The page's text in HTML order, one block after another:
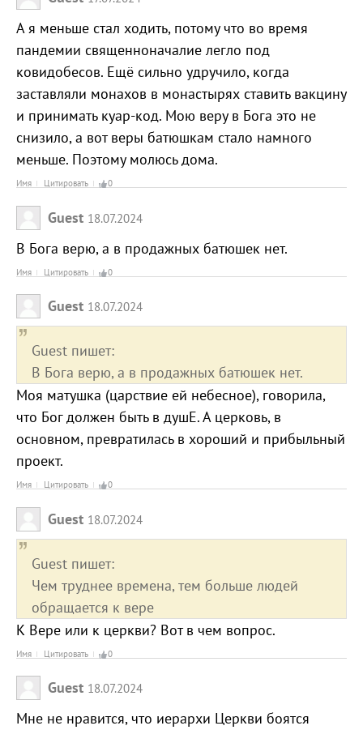
А я меньше стал ходить, потому что во время
пандемии священноначалие легло под
ковидобесов. Ещё сильно удручило, когда
заставляли монахов в монастырях ставить вакцину
и принимать куар-код. Мою веру в Бога это не
снизило, а вот веры батюшкам стало намного
меньше. Поэтому молюсь дома.
Имя Цитировать 0
Guest 18.07.2024
В Бога верю, а в продажных батюшек нет.
Имя Цитировать 0
Guest 18.07.2024
Guest пишет:
В Бога верю, а в продажных батюшек нет.
Моя матушка (царствие ей небесное), говорила,
что Бог должен быть в душЕ. А церковь, в
основном, превратилась в хороший и прибыльный
проект.
Имя Цитировать 0
Guest 18.07.2024
Guest пишет:
Чем труднее времена, тем больше людей
обращается к вере
К Вере или к церкви? Вот в чем вопрос.
Имя Цитировать 0
Guest 18.07.2024
Мне не нравится, что иерархи Церкви боятся